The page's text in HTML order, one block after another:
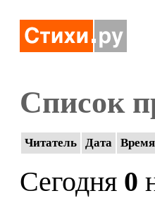
Список
Читатель Дата Время
Сегодня 0